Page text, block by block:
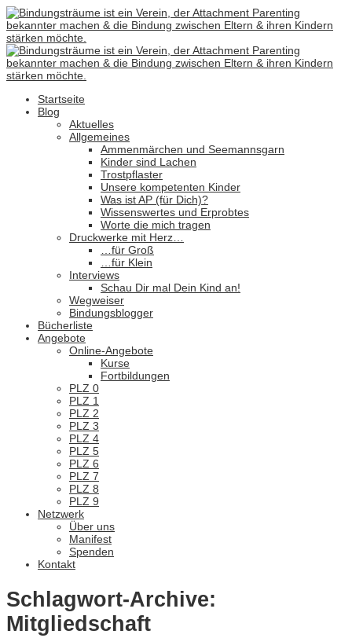
Startseite
Blog
Aktuelles
Allgemeines
Ammenmärchen und Seemannsgarn
Kinder sind Lachen
Trostpflaster
Unsere kompetenten Kinder
Was ist AP (für Dich)?
Wissenswertes und Erprobtes
Worte die mich tragen
Druckwerke mit Herz…
…für Groß
…für Klein
Interviews
Schau Dir mal Dein Kind an!
Wegweiser
Bindungsblogger
Bücherliste
Angebote
Online-Angebote
Kurse
Fortbildungen
PLZ 0
PLZ 1
PLZ 2
PLZ 3
PLZ 4
PLZ 5
PLZ 6
PLZ 7
PLZ 8
PLZ 9
Netzwerk
Über uns
Manifest
Spenden
Kontakt
Schlagwort-Archive:
Mitgliedschaft